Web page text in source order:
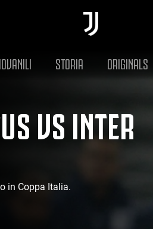
STORIA ORIGINALS
VS INTER
in Coppa Italia.